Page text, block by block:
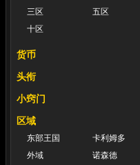
三区
五区
十区
货币
头衔
小窍门
区域
东部王国
卡利姆多
外域
诺森德